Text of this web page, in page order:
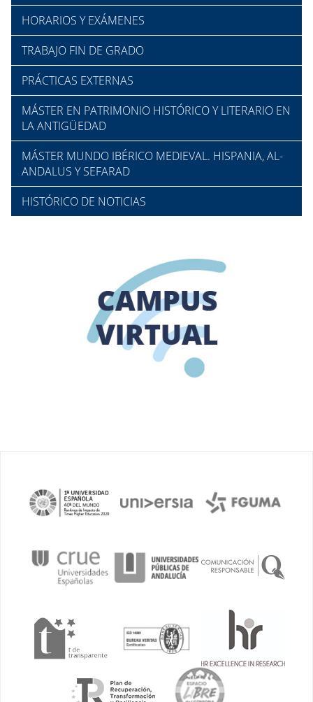
HORARIOS Y EXÁMENES
TRABAJO FIN DE GRADO
PRÁCTICAS EXTERNAS
MÁSTER EN PATRIMONIO HISTÓRICO Y LITERARIO EN
LA ANTIGÜEDAD
MÁSTER MUNDO IBÉRICO MEDIEVAL. HISPANIA, AL-
ANDALUS Y SEFARAD
HISTÓRICO DE NOTICIAS